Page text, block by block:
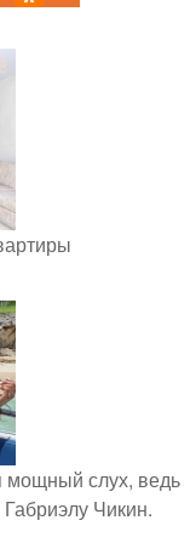
мощный слух, ведь
Габриэлу Чикин.